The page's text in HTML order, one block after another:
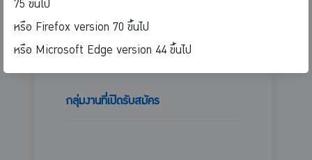
สมัครงาน
กลุ่มงานที่เปิดรับสมัคร
75 ขึ้นไป
หรือ Firefox version 70 ขึ้นไป
หรือ Microsoft Edge version 44 ขึ้นไป